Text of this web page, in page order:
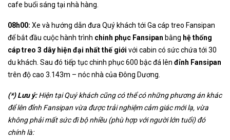
cafe buổi sáng tại nhà hàng.
08h00: Xe và hướng dẫn đưa Quý khách tới Ga cáp treo Fansipan
để bắt đầu cuộc hành trình chinh phục Fansipan bằng hệ thống
cáp treo 3 dây hiện đại nhất thế giới với cabin có sức chứa tới 30
du khách. Sau đó tiếp tục chinh phục 600 bậc đá lên đỉnh Fansipan
trên độ cao 3.143m – nóc nhà của Đông Dương.
(*)Lưu ý:Hiện tại Quý khách cũng có thể có những phương án khác
để lên đỉnh Fansipan vừa được trải nghiệm cảm giác mới lạ, vừa
không phải mất sức đi bộ nhiều(phù hợp với người lớn tuổi)đó
chính là: